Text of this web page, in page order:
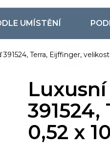
UMÍSTĚNÍ
Terra, Eijffinger,
0,52 x